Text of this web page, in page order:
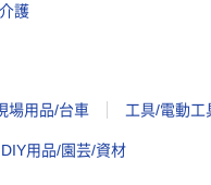
護
場用品/台車 工具/電動工
DIY用品/園芸/資材